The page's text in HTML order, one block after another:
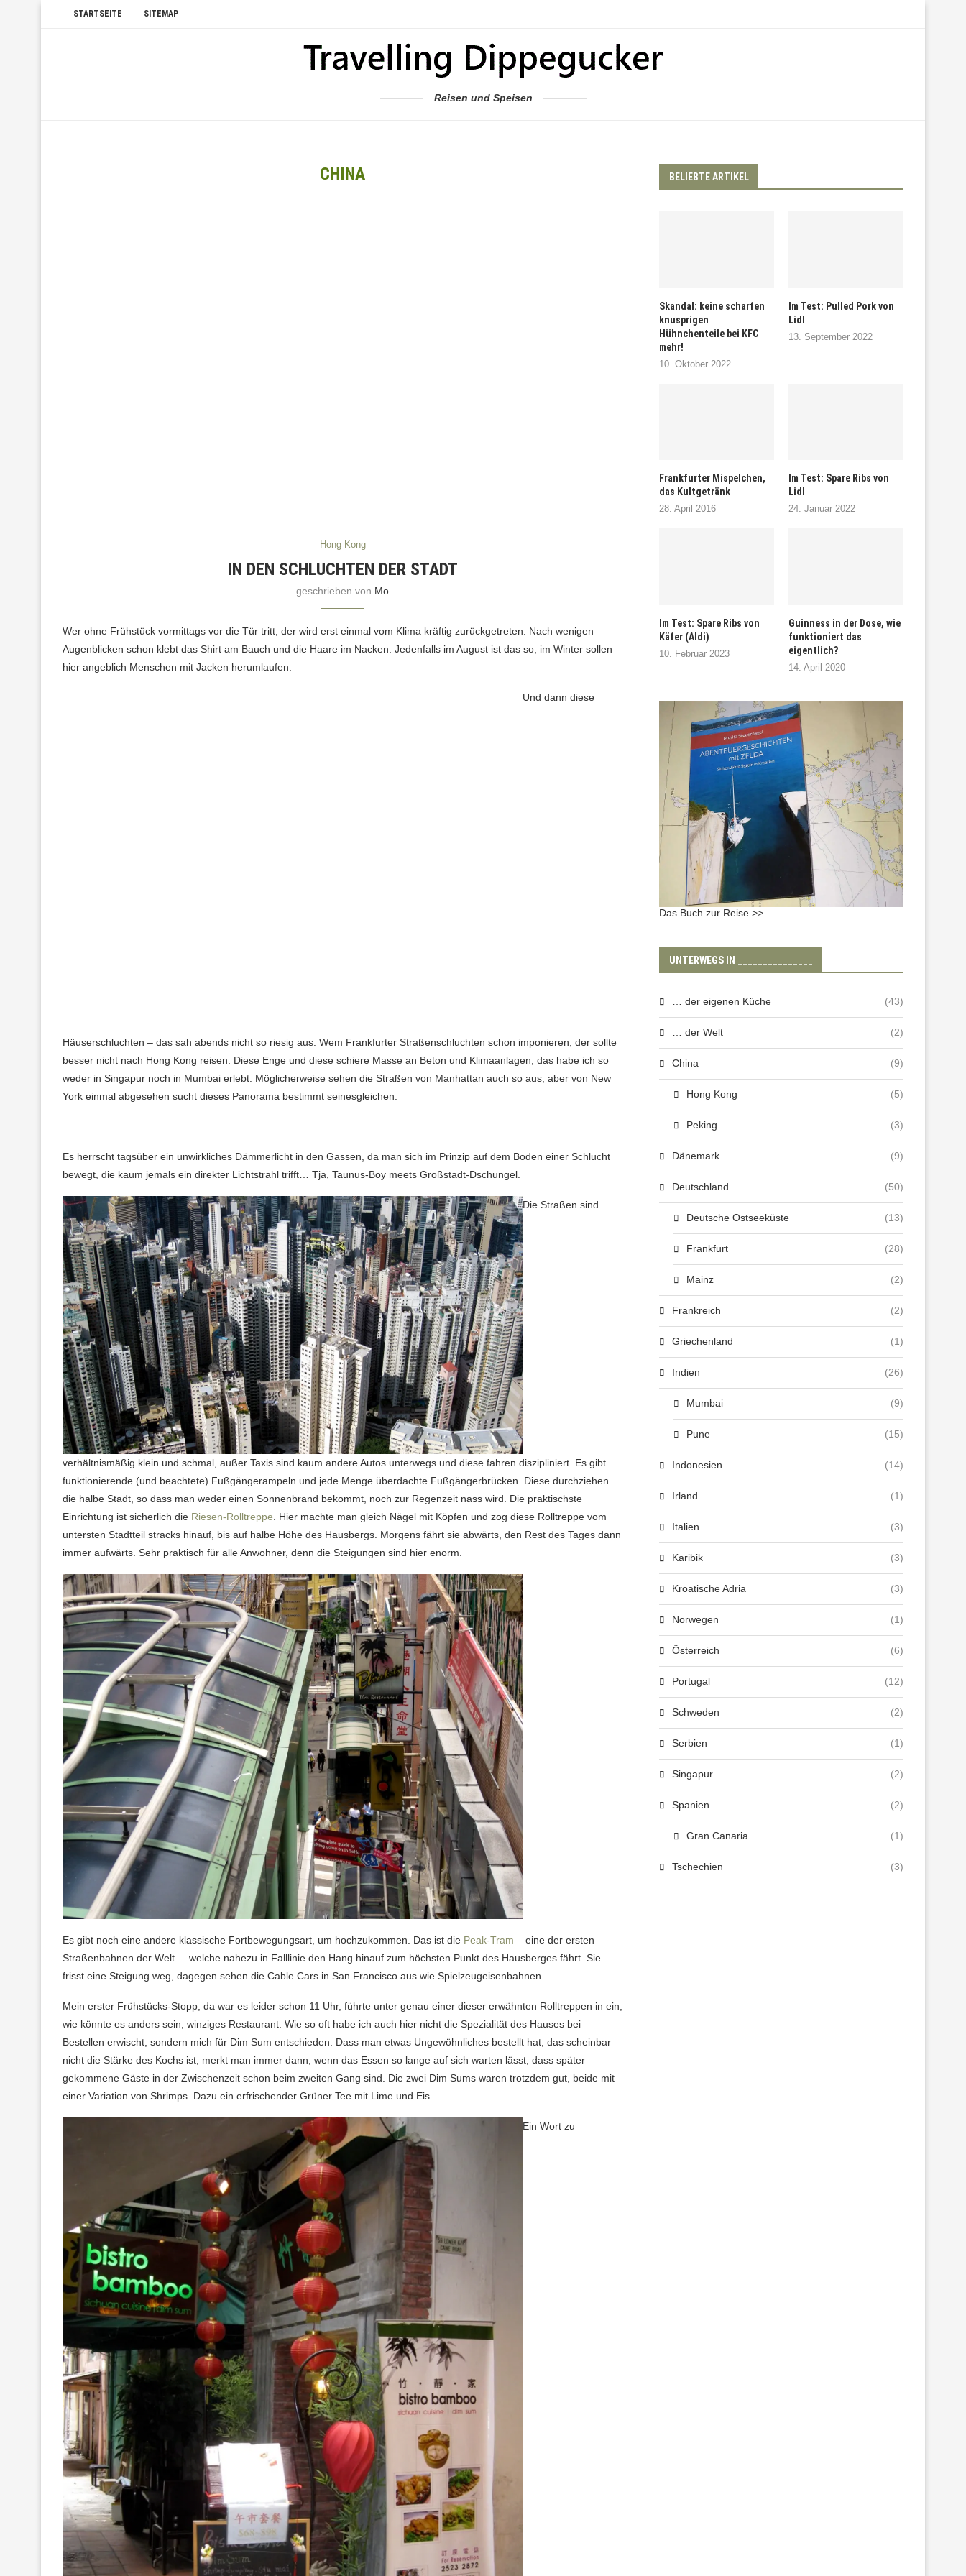
STARTSEITE SITEMAP
Reisen und Speisen
CHINA
Hong Kong
IN DEN SCHLUCHTEN DER STADT
geschrieben von Mo
Wer ohne Frühstück vormittags vor die Tür tritt, der wird erst einmal vom Klima kräftig zurückgetreten. Nach wenigen
Augenblicken schon klebt das Shirt am Bauch und die Haare im Nacken. Jedenfalls im August ist das so; im Winter sollen
hier angeblich Menschen mit Jacken herumlaufen.
Und dann diese
Häuserschluchten – das sah abends nicht so riesig aus. Wem Frankfurter Straßenschluchten schon imponieren, der sollte
besser nicht nach Hong Kong reisen. Diese Enge und diese schiere Masse an Beton und Klimaanlagen, das habe ich so
weder in Singapur noch in Mumbai erlebt. Möglicherweise sehen die Straßen von Manhattan auch so aus, aber von New
York einmal abgesehen sucht dieses Panorama bestimmt seinesgleichen.
Es herrscht tagsüber ein unwirkliches Dämmerlicht in den Gassen, da man sich im Prinzip auf dem Boden einer Schlucht
bewegt, die kaum jemals ein direkter Lichtstrahl trifft… Tja, Taunus-Boy meets Großstadt-Dschungel.
Die Straßen sind
verhältnismäßig klein und schmal, außer Taxis sind kaum andere Autos unterwegs und diese fahren diszipliniert. Es gibt
funktionierende (und beachtete) Fußgängerampeln und jede Menge überdachte Fußgängerbrücken. Diese durchziehen
die halbe Stadt, so dass man weder einen Sonnenbrand bekommt, noch zur Regenzeit nass wird. Die praktischste
Einrichtung ist sicherlich die Riesen-Rolltreppe . Hier machte man gleich Nägel mit Köpfen und zog diese Rolltreppe vom
untersten Stadtteil stracks hinauf, bis auf halbe Höhe des Hausbergs. Morgens fährt sie abwärts, den Rest des Tages dann
immer aufwärts. Sehr praktisch für alle Anwohner, denn die Steigungen sind hier enorm.
Es gibt noch eine andere klassische Fortbewegungsart, um hochzukommen. Das ist die Peak-Tram – eine der ersten
Straßenbahnen der Welt – welche nahezu in Falllinie den Hang hinauf zum höchsten Punkt des Hausberges fährt. Sie
frisst eine Steigung weg, dagegen sehen die Cable Cars in San Francisco aus wie Spielzeugeisenbahnen.
Mein erster Frühstücks-Stopp, da war es leider schon 11 Uhr, führte unter genau einer dieser erwähnten Rolltreppen in ein,
wie könnte es anders sein, winziges Restaurant. Wie so oft habe ich auch hier nicht die Spezialität des Hauses bei
Bestellen erwischt, sondern mich für Dim Sum entschieden. Dass man etwas Ungewöhnliches bestellt hat, das scheinbar
nicht die Stärke des Kochs ist, merkt man immer dann, wenn das Essen so lange auf sich warten lässt, dass später
gekommene Gäste in der Zwischenzeit schon beim zweiten Gang sind. Die zwei Dim Sums waren trotzdem gut, beide mit
einer Variation von Shrimps. Dazu ein erfrischender Grüner Tee mit Lime und Eis.
Ein Wort zu
BELIEBTE ARTIKEL
Skandal: keine scharfen
knusprigen
Hühnchenteile bei KFC
mehr!
10. Oktober 2022
Im Test: Pulled Pork von
Lidl
13. September 2022
Frankfurter Mispelchen,
das Kultgetränk
28. April 2016
Im Test: Spare Ribs von
Lidl
24. Januar 2022
Im Test: Spare Ribs von
Käfer (Aldi)
10. Februar 2023
Guinness in der Dose, wie
funktioniert das
eigentlich?
14. April 2020
Das Buch zur Reise >>
UNTERWEGS IN _______________
… der eigenen Küche (43)
… der Welt (2)
China (9)
Hong Kong (5)
Peking (3)
Dänemark (9)
Deutschland (50)
Deutsche Ostseeküste (13)
Frankfurt (28)
Mainz (2)
Frankreich (2)
Griechenland (1)
Indien (26)
Mumbai (9)
Pune (15)
Indonesien (14)
Irland (1)
Italien (3)
Karibik (3)
Kroatische Adria (3)
Norwegen (1)
Österreich (6)
Portugal (12)
Schweden (2)
Serbien (1)
Singapur (2)
Spanien (2)
Gran Canaria (1)
Tschechien (3)